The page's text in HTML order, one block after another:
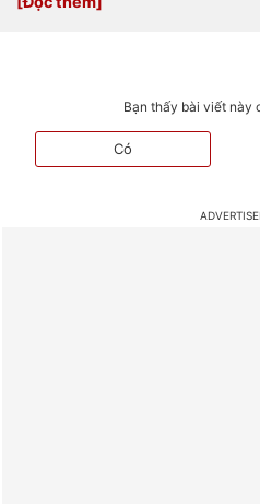
Bạn thấy bài viết này
Có